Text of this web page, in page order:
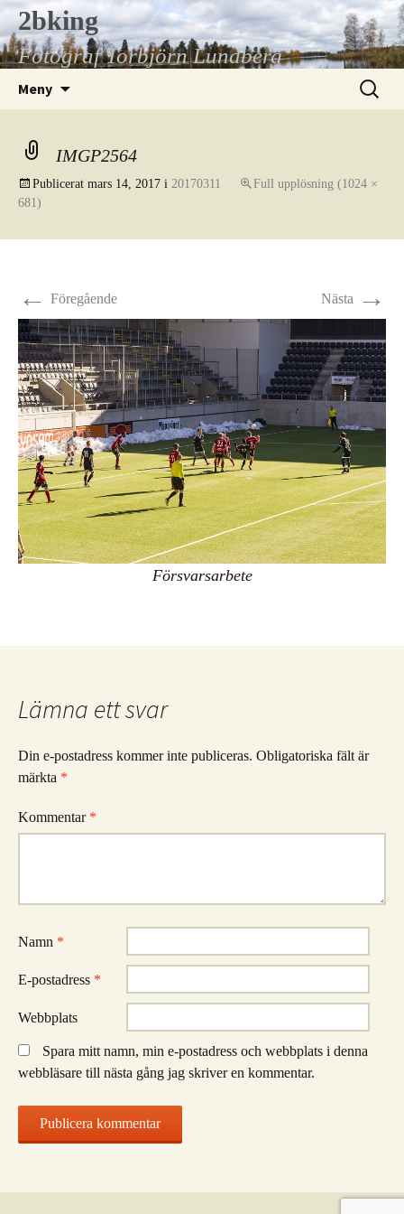
Hoppa
till
innehåll
2bking
Fotograf Torbjörn Lundberg
Meny
Sök
efter:
IMGP2564
Publicerat mars 14, 2017 i 20170311
Full upplösning (1024 ×
681)
← Föregående Nästa →
Försvarsarbete
Lämna ett svar
Din e-postadress kommer inte publiceras. Obligatoriska fält är
märkta *
Kommentar *
Namn *
E-postadress *
Webbplats
Spara mitt namn, min e-postadress och webbplats i denna
webbläsare till nästa gång jag skriver en kommentar.